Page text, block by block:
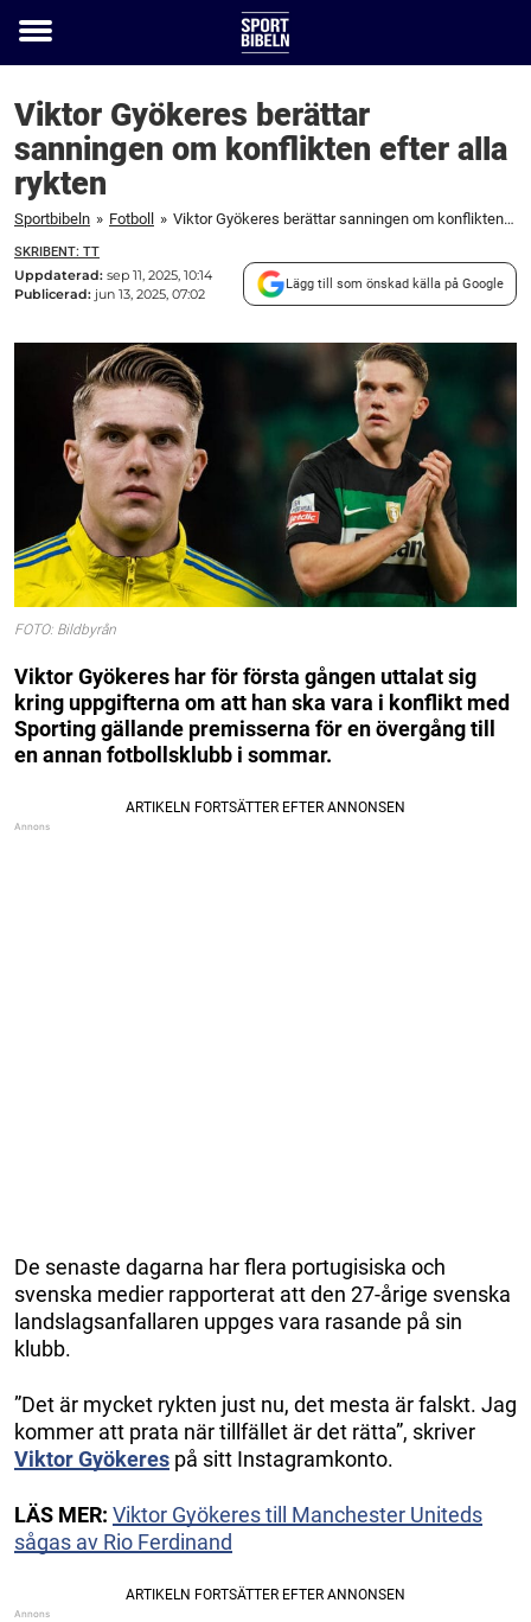
Toggle
Viktor Gyökeres berättar
sanningen om konflikten efter alla
rykten
Sportbibeln » Fotboll » Viktor Gyökeres berättar sanningen om konflikten efter alla rykten
SKRIBENT: TT
Uppdaterad: sep 11, 2025, 10:14
Publicerad: jun 13, 2025, 07:02
Lägg till som önskad källa på Google
FOTO: Bildbyrån
Viktor Gyökeres har för första gången uttalat sig
kring uppgifterna om att han ska vara i konflikt med
Sporting gällande premisserna för en övergång till
en annan fotbollsklubb i sommar.
De senaste dagarna har flera portugisiska och
svenska medier rapporterat att den 27-årige svenska
landslagsanfallaren uppges vara rasande på sin
klubb.
”Det är mycket rykten just nu, det mesta är falskt. Jag
kommer att prata när tillfället är det rätta”, skriver
Viktor Gyökeres på sitt Instagramkonto.
LÄS MER: Viktor Gyökeres till Manchester Uniteds
sågas av Rio Ferdinand